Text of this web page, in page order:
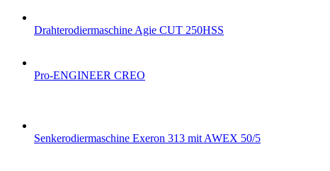
Drahterodiermaschine Agie CUT 250HSS
Pro-ENGINEER CREO
Senkerodiermaschine Exeron 313 mit AWEX 50/5